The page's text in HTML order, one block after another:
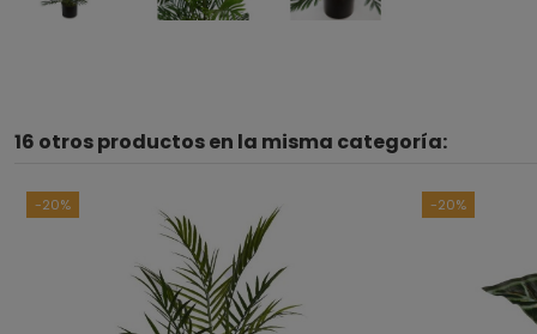
16 otros productos en la misma categoría:
-20% -20%